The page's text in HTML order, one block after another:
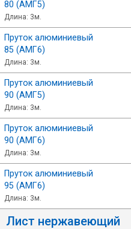
80 (АМГ5)
Длина: 3м.
Пруток алюминиевый
85 (АМГ6)
Длина: 3м.
Пруток алюминиевый
90 (АМГ5)
Длина: 3м.
Пруток алюминиевый
90 (АМГ6)
Длина: 3м.
Пруток алюминиевый
95 (АМГ6)
Длина: 3м.
Лист нержавеющий